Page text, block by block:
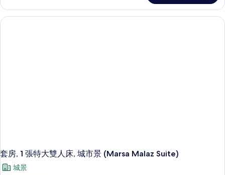
特
大
雙
套房, 1 張特大雙人床, 城市景 (Marsa Malaz Suite)
城景